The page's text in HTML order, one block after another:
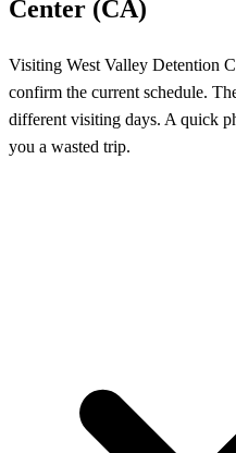
Center (CA)
Visiting West Valley Detention
confirm the current schedule.
different visiting days. A quick
you a wasted trip.